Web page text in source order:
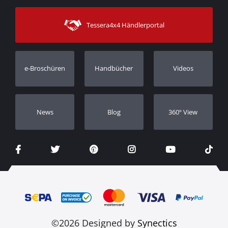
Sitemap
Versandarten
Kontakt
Kundendienst
Bestellung verfolgen
Händler
Tessera4x4 Händlerportal
e-Broschüren Handbücher Videos
Νews Blog 360º View
©2026 Designed by Synectics